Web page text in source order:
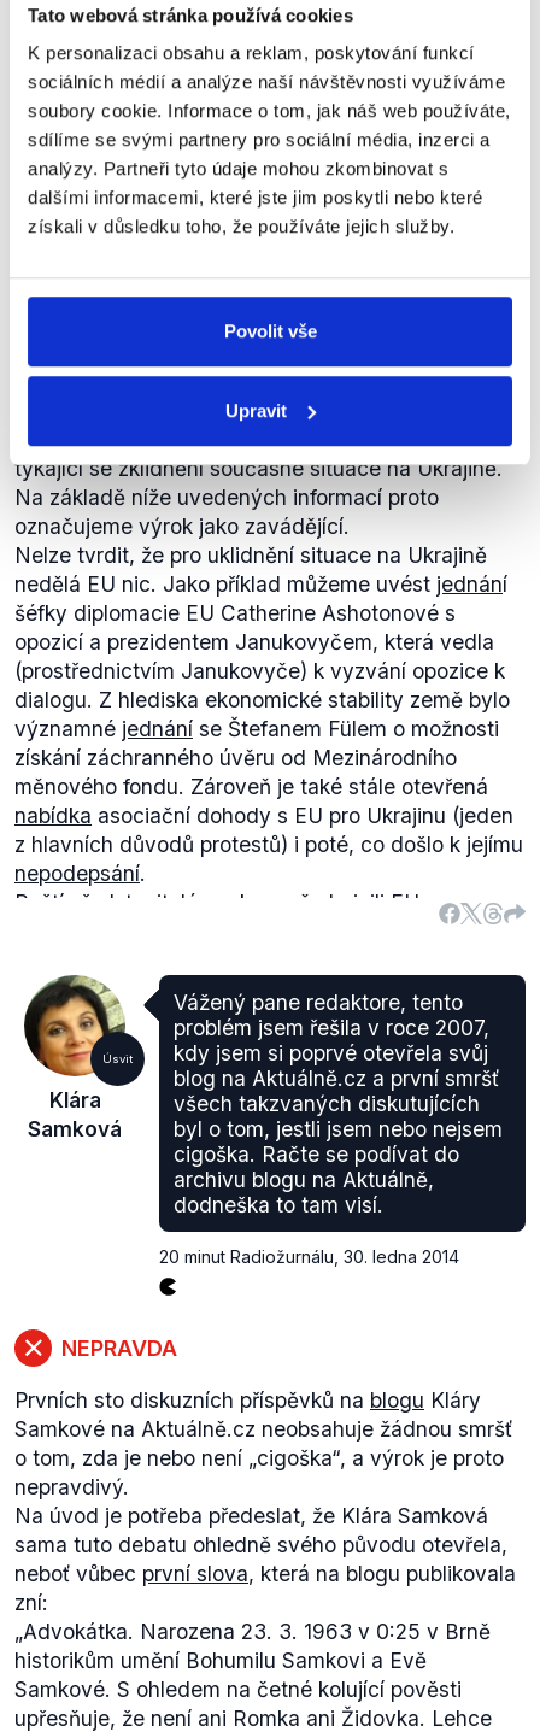
Tato webová stránka používá cookies
K personalizaci obsahu a reklam, poskytování funkcí
sociálních médií a analýze naší návštěvnosti využíváme
soubory cookie. Informace o tom, jak náš web používáte,
sdílíme se svými partnery pro sociální média, inzerci a
analýzy. Partneři tyto údaje mohou zkombinovat s
dalšími informacemi, které jste jim poskytli nebo které
získali v důsledku toho, že používáte jejich služby.
Povolit vše
Upravit
Absolona. Podle Okamury byl Pechancův proces
zmanipulovaný a usiluje o jeho opětovné otevření. V
tom mu má pomoci právě advokátka Klára
Samková.
Sama Klára Samková nám ke svému výroku napsala
následující: " Pana Okamuru zastupuji ve všech jeho
žalobách na ochranu osobnosti. V současné době
jsou vedeny proti Ornelle a Monice Štikovým
, v dalších sporech a výrocích jsem
jeho stálou poradkyní v právním vztahům k
médiím...Ty dvě jmenované jsou stále živé
probíhající kauzy, tedy dosud neskončené".
Výrok tedy na základě výše uvedených informací
Úsvit
Klára
Co dělá pro Ukrajinu a ukrajinský
Maidan, aby se situace zklidnila.
Ve srovnání s tím, co nabízí
Rusko, Evropská unie, ať se na mě
nikdo nezlobí, ale nedělá nic.
20 minut Radiožurnálu,30. ledna 2014
Nelze srovnávat snahy ze strany EU a Ruska
týkající se zklidnění současné situace na Ukrajině.
Na základě níže uvedených informací proto
označujeme výrok jako zavádějící.
Nelze tvrdit, že pro uklidnění situace na Ukrajině
nedělá EU nic. Jako příklad můžeme uvést jednání
šéfky diplomacie EU Catherine Ashotonové s
opozicí a prezidentem Janukovyčem, která vedla
(prostřednictvím Janukovyče) k vyzvání opozice k
dialogu. Z hlediska ekonomické stability země bylo
významné jednání se Štefanem Fülem o možnosti
získání záchranného úvěru od Mezinárodního
měnového fondu. Zároveň je také stále otevřená
nabídka asociační dohody s EU pro Ukrajinu (jeden
z hlavních důvodů protestů) i poté, co došlo k jejímu
nepodepsání.
Ruští představitelé opakovaně
obvinili EU z
vměšování se do vnitřních záležitostí Ukrajiny.
zlomové dohody o rozšíření hospodářské
spolupráce. Rusko následně výrazněsnížilocenu
zemního plynu pro Ukrajinu a uvolnilo ve prospěch
Ukrajiny ze svých devizových rezerv 15 miliard
USD.
Co se týče postoje samotných lídrů EU k situaci na
Ukrajině, José Barroso a Herman Van Rompuy
odsoudili„vnější tlak“, kterým údajně
na svého západního souseda působí Rusko. Herman
Van Rompuy se dále vyjádřilodmítavěk
neoprávněnému použití síly a brutality ukrajinských
Nicméně dle unijních
přes politická vyjádření některých unijních zemí –
možnost zavedení sankcí proti představitelům
Janukovyčovy administrativy.
Úsvit
Klára
Samková
Vážený pane redaktore, tento
problém jsem řešila v roce 2007,
kdy jsem si poprvé otevřela svůj
blog na Aktuálně.cz a první smršť
všech takzvaných diskutujících
byl o tom, jestli jsem nebo nejsem
cigoška. Račte se podívat do
archivu blogu na Aktuálně,
dodneška to tam visí.
20 minut Radiožurnálu 30. ledna 2014
NEPRAVDA
Prvních sto diskuzních příspěvků na blogu Kláry
Samkové na Aktuálně.cz neobsahuje žádnou smršť
o tom, zda je nebo není „cigoška“, a výrok je proto
nepravdivý.
Na úvod je potřeba předeslat, že Klára Samková
sama tuto debatu ohledně svého původu otevřela,
neboť vůbec první slova, která na blogu publikovala
zní:
„Advokátka. Narozena 23. 3. 1963 v 0:25 v Brně
historikům umění Bohumilu Samkovi a Evě
Samkové. S ohledem na četné kolující pověsti
upřesňuje, že není ani Romka ani Židovka. Lehce